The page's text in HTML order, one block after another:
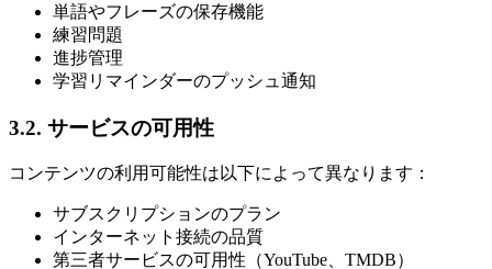
単語やフレーズの保存機能
練習問題
進捗管理
学習リマインダーのプッシュ通知
3.2. サービスの可用性
コンテンツの利用可能性は以下によって異なります：
サブスクリプションのプラン
インターネット接続の品質
第三者サービスの可用性（YouTube、TMDB）